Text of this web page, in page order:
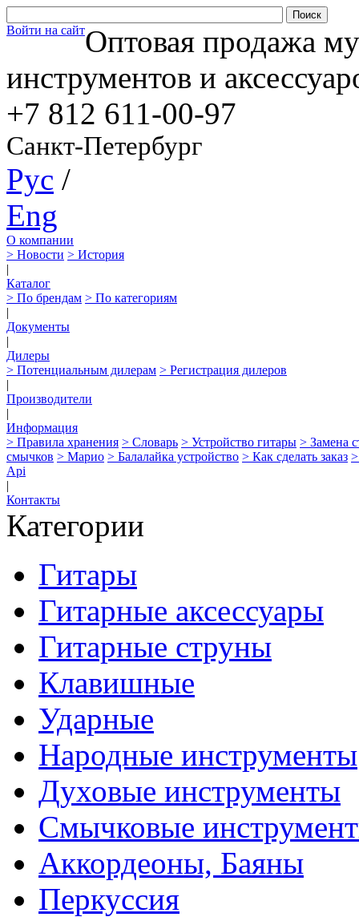
Войти на сайтОптовая продажа
инструментов и
+7 812 611-00-97
Санкт-Петербург
Рус /
Eng
О компании
> Новости > История
|
Каталог
> По брендам > По категориям
|
Документы
|
Дилеры
> Потенциальным дилерам > Регистрация дилеров
|
Производители
|
Информация
> Правила хранения > Словарь > Устройство гитары > Замена
смычков > Марио > Балалайка устройство > Как сделать заказ
Api
|
Контакты
Категории
Гитары
Гитарные аксессуары
Гитарные струны
Клавишные
Ударные
Народные инструменты
Духовые инструменты
Смычковые
Аккордеоны, Баяны
Перкуссия